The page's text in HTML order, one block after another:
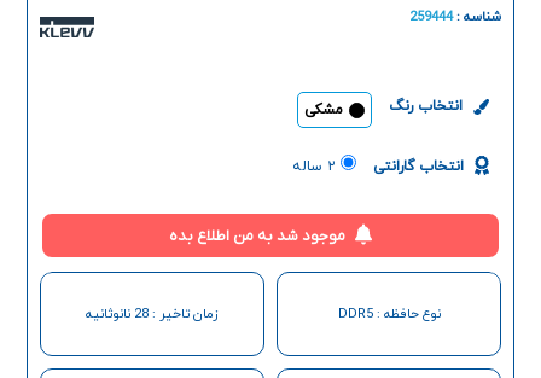
شناسه :259444
انتخاب رنگ مشکی
انتخاب گارانتی ۲ ساله
موجود شد به من اطلاع بده
نوع حافظه : DDR5 زمان تاخیر : 28 نانوثانیه